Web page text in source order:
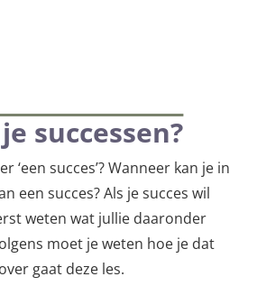
successen?
‘een succes’? Wanneer kan je in
een succes? Als je succes wil
weten wat jullie daaronder
moet je weten hoe je dat
gaat deze les.